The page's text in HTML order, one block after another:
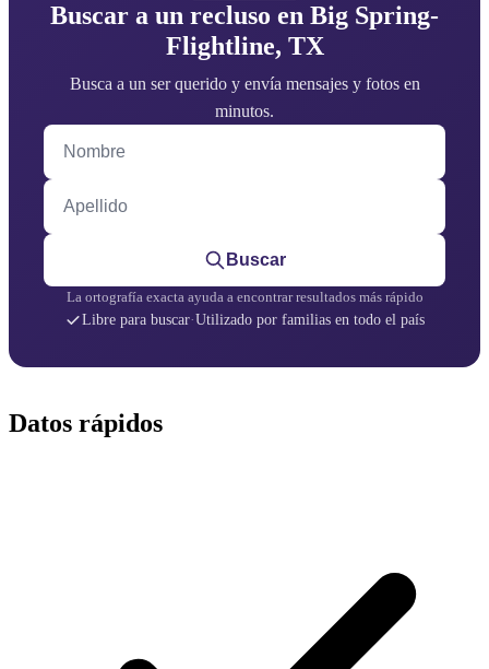
Buscar a un recluso en Big Spring-
Flightline, TX
Busca a un ser querido y envía mensajes y fotos en
minutos.
Nombre
Apellido
Buscar
La ortografía exacta ayuda a encontrar resultados más rápido
Libre para buscar·Utilizado por familias en todo el país
Datos rápidos